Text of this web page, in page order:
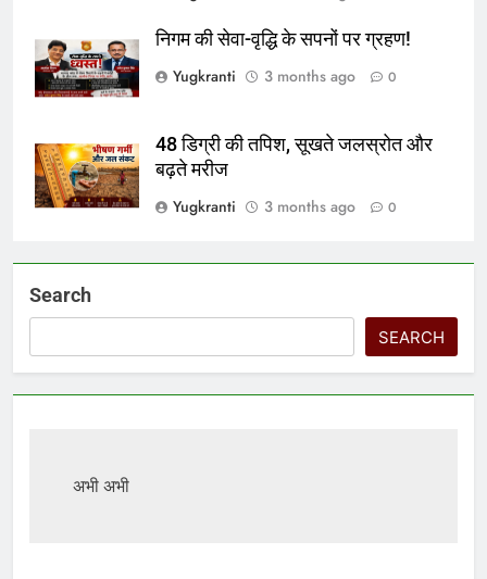
निगम की सेवा-वृद्धि के सपनों पर ग्रहण!
Yugkranti
3 months ago 0
48 डिग्री की तपिश, सूखते जलस्रोत और
बढ़ते मरीज
Yugkranti
3 months ago 0
Search
SEARCH
अभी अभी